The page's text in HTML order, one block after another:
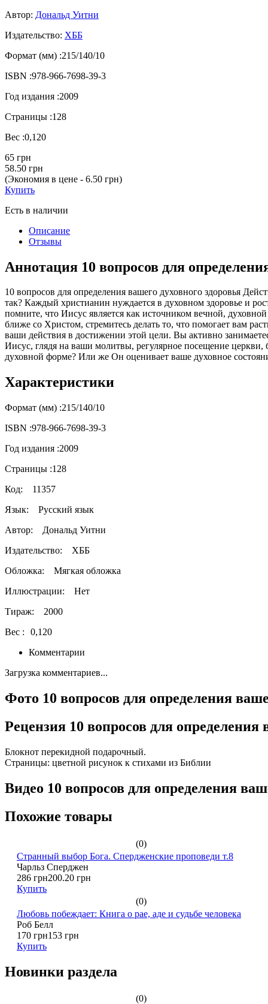
Автор: Дональд Уитни
Издательство: ХББ
Формат (мм) :215/140/10
ISBN :978-966-7698-39-3
Год издания :2009
Страницы :128
Вес :0,120
65 грн
58.50 грн
(Экономия в цене - 6.50 грн)
Купить
Есть в наличии
Описание
Отзывы
Аннотация 10 вопросов для
10 вопросов для определения вашего духовного здоровья
так? Каждый христианин нуждается в духовном здоровье и
помните, что Иисус является как источником вечной,
ближе со Христом, стремитесь делать то, что помогает вам
ваши действия в достижении этой цели. Вы активно
Иисус, глядя на ваши молитвы, регулярное посещение
духовной форме? Или же Он оценивает ваше духовное
Характеристики
Формат (мм) :215/140/10
ISBN :978-966-7698-39-3
Год издания :2009
Страницы :128
Код: 11357
Язык: Русский язык
Автор:
Дональд Уитни
Издательство:
ХББ
Обложка: Мягкая обложка
Иллюстрации: Нет
Тираж: 2000
Вес :
0,120
Комментарии
Загрузка комментариев...
Фото 10 вопросов для определения
Рецензия 10 вопросов для определения
Блокнот перекидной подарочный.
Страницы: цветной рисунок к стихами из Библии
Видео 10 вопросов для определения
Похожие товары
(0)
Странный выбор Бога. Спердженские проповеди т.8
Чарльз Сперджен
286 грн200.20 грн
Купить
(0)
Любовь побеждает: Книга о рае, аде и судьбе человека
Роб Белл
170 грн153 грн
Купить
Новинки раздела
(0)